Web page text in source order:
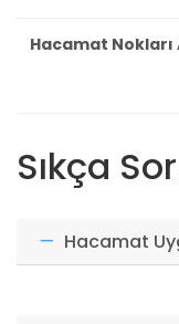
Hacamat Nokları
Sıkça
Hacamat